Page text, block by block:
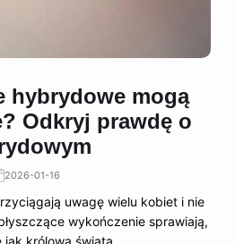
hybrydowe mogą
Odkryj prawdę o
2026-01-16
uwagę wielu kobiet i nie
wykończenie sprawiają,
jak królowa świata.…